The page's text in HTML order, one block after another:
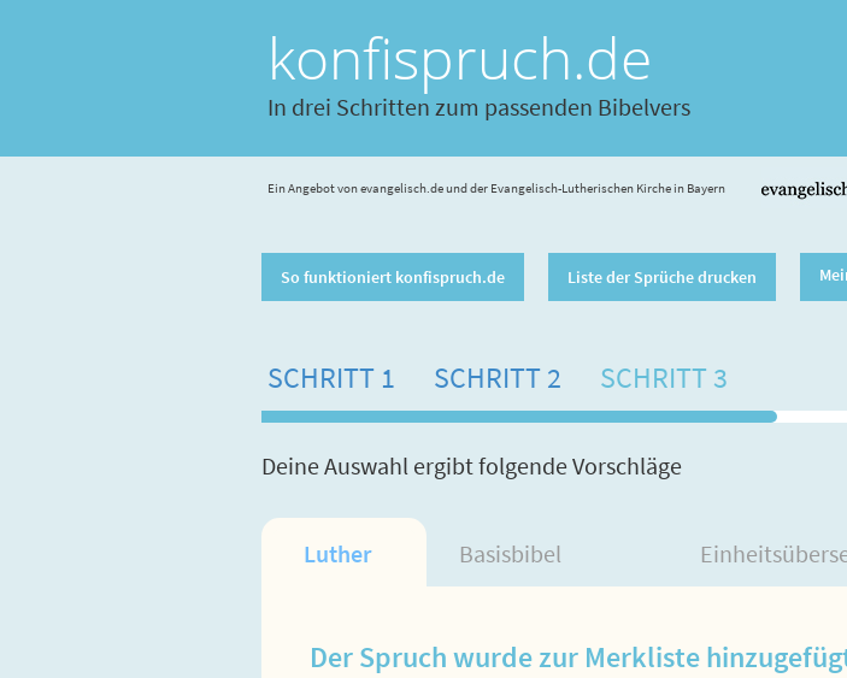
konfispruch.de
In drei Schritten zum passenden Bibelvers
Ein Angebot von evangelisch.de und der Evangelisch-Lutherischen Kirche in Bayern
So funktioniert konfispruch.de Liste der Sprüche drucken
SCHRITT 1 SCHRITT 2 SCHRITT 3
Deine Auswahl ergibt folgende Vorschläge
Luther Basisbibel
Der Spruch wurde zur Merkliste